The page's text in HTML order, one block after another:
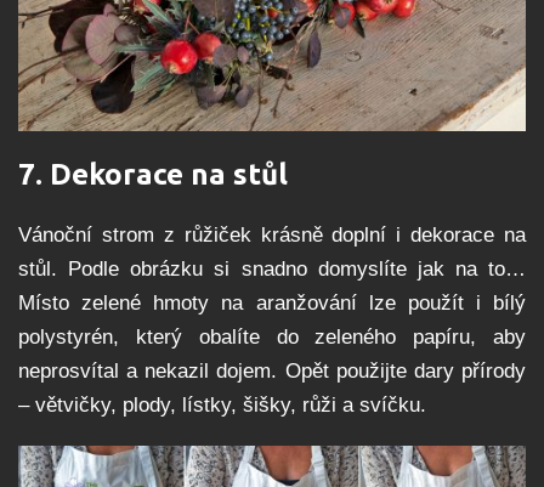
7. Dekorace na stůl
Vánoční strom z růžiček krásně doplní i dekorace na
stůl. Podle obrázku si snadno domyslíte jak na to…
Místo zelené hmoty na aranžování lze použít i bílý
polystyrén, který obalíte do zeleného papíru, aby
neprosvítal a nekazil dojem. Opět použijte dary přírody
– větvičky, plody, lístky, šišky, růži a svíčku.